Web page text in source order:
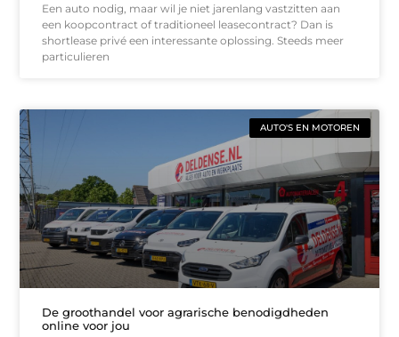
Een auto nodig, maar wil je niet jarenlang vastzitten aan
een koopcontract of traditioneel leasecontract? Dan is
shortlease privé een interessante oplossing. Steeds meer
particulieren
AUTO'S EN MOTOREN
De groothandel voor agrarische benodigdheden
online voor jou